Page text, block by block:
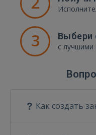
3 Выбери
с лучшими
Как создать